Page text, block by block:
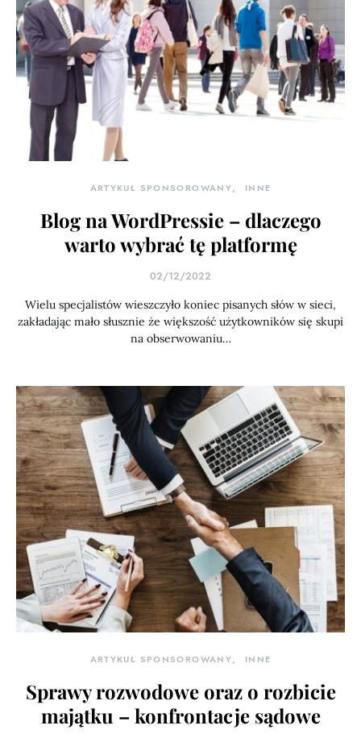
ARTYKUŁ SPONSOROWANY INNE
Blog na WordPressie – dlaczego
warto wybrać tę platformę
02/12/2022
Wielu specjalistów wieszczyło koniec pisanych słów w sieci,
zakładając mało słusznie że większość użytkowników się skupi
na obserwowaniu…
ARTYKUŁ SPONSOROWANY INNE
Sprawy rozwodowe oraz o rozbicie
majątku – konfrontacje sądowe